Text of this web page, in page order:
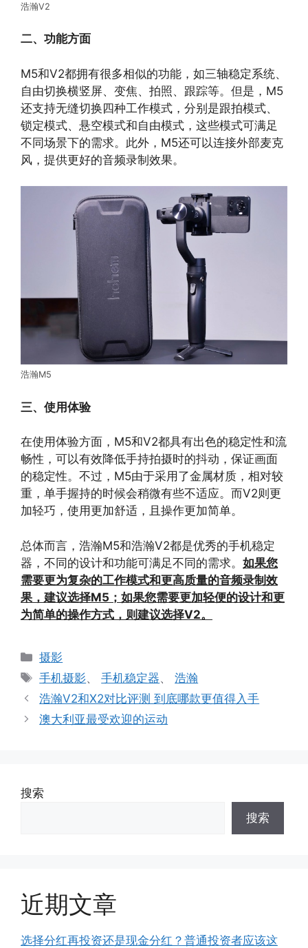
浩瀚V2
二、功能方面
M5和V2都拥有很多相似的功能，如三轴稳定系统、
自由切换横竖屏、变焦、拍照、跟踪等。但是，M5
还支持无缝切换四种工作模式，分别是跟拍模式、
锁定模式、悬空模式和自由模式，这些模式可满足
不同场景下的需求。此外，M5还可以连接外部麦克
风，提供更好的音频录制效果。
浩瀚M5
三、使用体验
在使用体验方面，M5和V2都具有出色的稳定性和流
畅性，可以有效降低手持拍摄时的抖动，保证画面
的稳定性。不过，M5由于采用了金属材质，相对较
重，单手握持的时候会稍微有些不适应。而V2则更
加轻巧，使用更加舒适，且操作更加简单。
总体而言，浩瀚M5和浩瀚V2都是优秀的手机稳定
器，不同的设计和功能可满足不同的需求。 如果您
需要更为复杂的工作模式和更高质量的音频录制效
果，建议选择M5；如果您需要更加轻便的设计和更
为简单的操作方式，则建议选择V2。
分
类
摄影
标
签
手机摄影、手机稳定器、浩瀚
浩瀚V2和X2对比评测 到底哪款更值得入手
澳大利亚最受欢迎的运动
搜索
搜索
近期文章
选择分红再投资还是现金分红？普通投资者应该这